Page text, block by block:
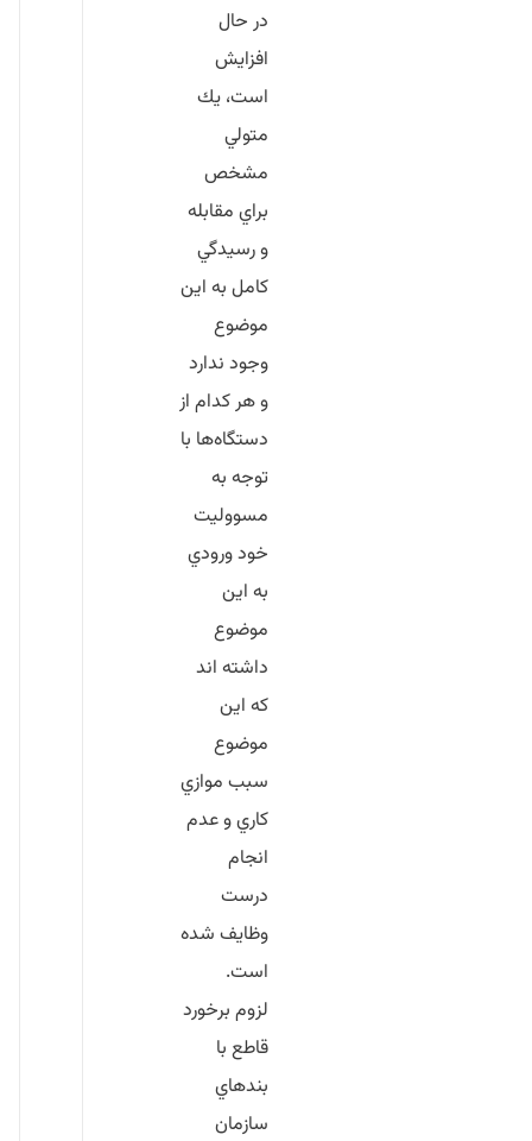
در حال
افزايش
است، يك
متولي
مشخص
براي مقابله
و رسيدگي
كامل به اين
موضوع
وجود ندارد
و هر كدام از
دستگاه‌ها با
توجه به
مسووليت
خود ورودي
به اين
موضوع
داشته اند
كه اين
موضوع
سبب موازي
كاري و عدم
انجام
درست
وظايف شده
است.
لزوم برخورد
قاطع با
بندهاي
سازمان